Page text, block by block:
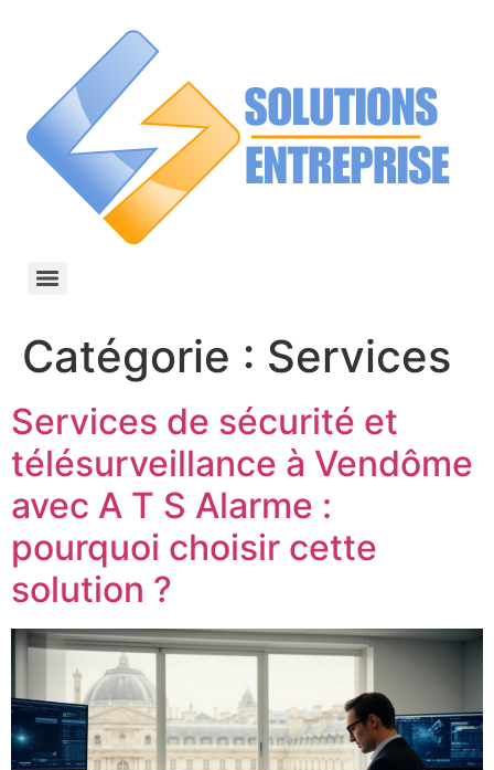
Catégorie : Services
Services de sécurité et
télésurveillance à Vendôme
avec A T S Alarme :
pourquoi choisir cette
solution ?